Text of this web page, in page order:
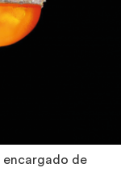
encargado de